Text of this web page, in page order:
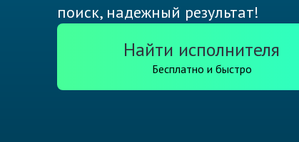
поиск, надежный результат!
Найти исполнителя
Бесплатно и быстро